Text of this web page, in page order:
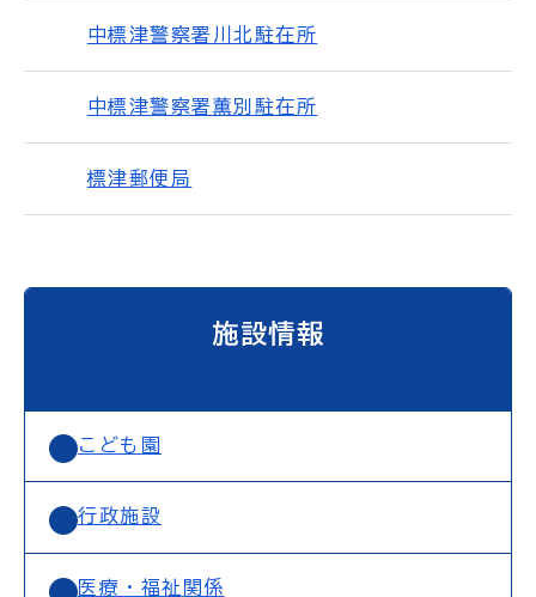
中標津警察署川北駐在所
中標津警察署薫別駐在所
標津郵便局
施設情報
こども園
行政施設
医療・福祉関係